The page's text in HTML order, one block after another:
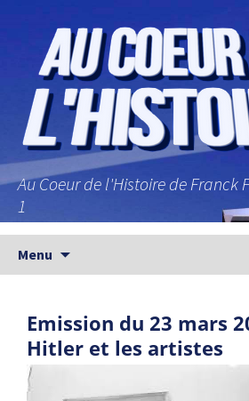
Au Coeur de l'Histoire de Franck
1
Menu
Emission du 23 mars
Hitler et les artistes